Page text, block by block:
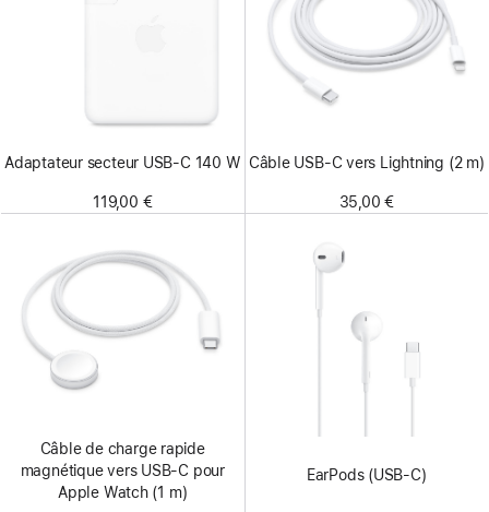
Adaptateur secteur USB-C 140 W
119,00 €
Câble USB-C vers Lightning (2 m)
35,00 €
Câble de charge rapide
magnétique vers USB‑C pour
Apple Watch (1 m)
EarPods (USB-C)